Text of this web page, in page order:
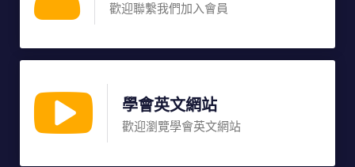
歡迎聯繫我們加入會員
學會英文網站
歡迎瀏覽學會英文網站